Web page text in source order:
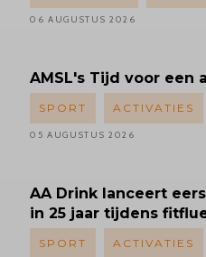
06 AUGUSTUS 2026
AMSL's Tijd voor een
SPORT ACTIVATIES
05 AUGUSTUS 2026
AA Drink lanceert
in 25 jaar tijdens
SPORT ACTIVATIES